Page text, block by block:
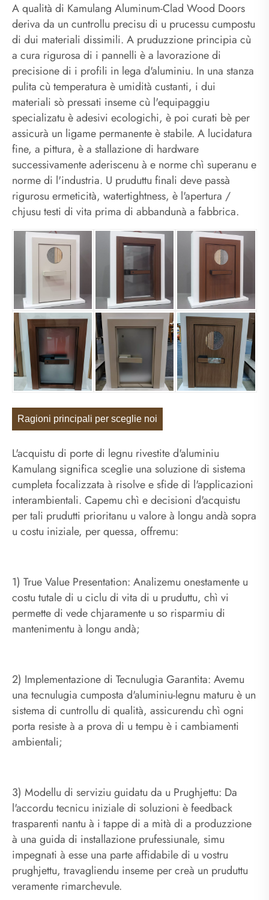
A qualità di Kamulang Aluminum-Clad Wood Doors
deriva da un cuntrollu precisu di u prucessu cumpostu
di dui materiali dissimili. A pruduzzione principia cù
a cura rigurosa di i pannelli è a lavorazione di
precisione di i profili in lega d'aluminiu. In una stanza
pulita cù temperatura è umidità custanti, i dui
materiali sò pressati inseme cù l'equipaggiu
specializatu è adesivi ecologichi, è poi curati bè per
assicurà un ligame permanente è stabile. A lucidatura
fine, a pittura, è a stallazione di hardware
successivamente aderiscenu à e norme chì superanu e
norme di l'industria. U pruduttu finali deve passà
rigurosu ermeticità, watertightness, è l'apertura /
chjusu testi di vita prima di abbandunà a fabbrica.
Ragioni principali per sceglie noi
L'acquistu di porte di legnu rivestite d'aluminiu
Kamulang significa sceglie una soluzione di sistema
cumpleta focalizzata à risolve e sfide di l'applicazioni
interambientali. Capemu chì e decisioni d'acquistu
per tali prudutti prioritanu u valore à longu andà sopra
u costu iniziale, per quessa, offremu:
1) True Value Presentation: Analizemu onestamente u
costu tutale di u ciclu di vita di u pruduttu, chì vi
permette di vede chjaramente u so risparmiu di
mantenimentu à longu andà;
2) Implementazione di Tecnulugia Garantita: Avemu
una tecnulugia cumposta d'aluminiu-legnu maturu è un
sistema di cuntrollu di qualità, assicurendu chì ogni
porta resiste à a prova di u tempu è i cambiamenti
ambientali;
3) Modellu di serviziu guidatu da u Prughjettu: Da
l'accordu tecnicu iniziale di soluzioni è feedback
trasparenti nantu à i tappe di a mità di a produzzione
à una guida di installazione prufessiunale, simu
impegnati à esse una parte affidabile di u vostru
prughjettu, travagliendu inseme per creà un pruduttu
veramente rimarchevule.